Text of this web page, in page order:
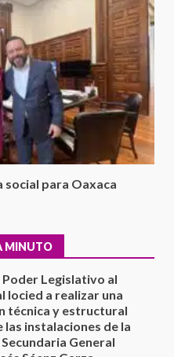
social para Oaxaca
MINUTO
delitos de
organizada y
orden y tranquilidad
electoral
de Santiago
Jesús Romero
Legislativo al
Iocied a realizar una
General
Sáenz Garza
justicia social para
Oaxaca